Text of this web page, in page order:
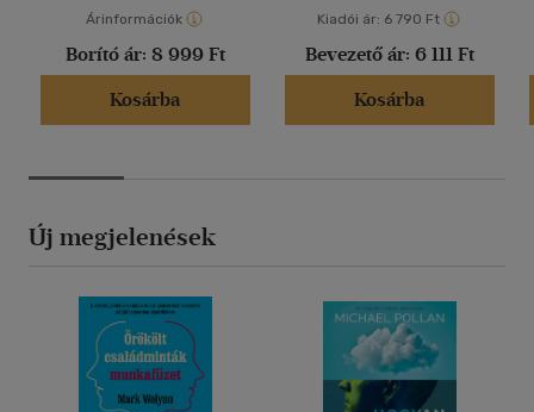
Árinformációk
Borító ár: 8 999 Ft
Kosárba
Kiadói ár: 6 790 Ft
Bevezető ár: 6 111 Ft
Kosárba
Új megjelenések